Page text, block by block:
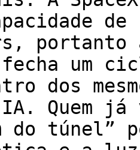
de
portanto
um
dos
IA. Quem
do túnel”